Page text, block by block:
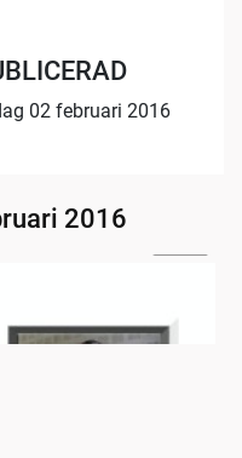
02 februari 2016
2016